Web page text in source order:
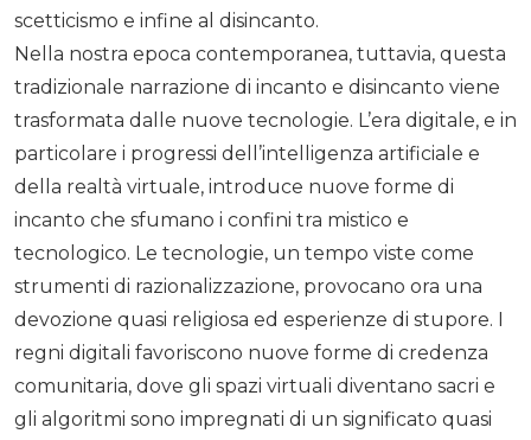
scetticismo e infine al disincanto.
Nella nostra epoca contemporanea, tuttavia, questa
tradizionale narrazione di incanto e disincanto viene
trasformata dalle nuove tecnologie. L’era digitale, e in
particolare i progressi dell’intelligenza artificiale e
della realtà virtuale, introduce nuove forme di
incanto che sfumano i confini tra mistico e
tecnologico. Le tecnologie, un tempo viste come
strumenti di razionalizzazione, provocano ora una
devozione quasi religiosa ed esperienze di stupore. I
regni digitali favoriscono nuove forme di credenza
comunitaria, dove gli spazi virtuali diventano sacri e
gli algoritmi sono impregnati di un significato quasi